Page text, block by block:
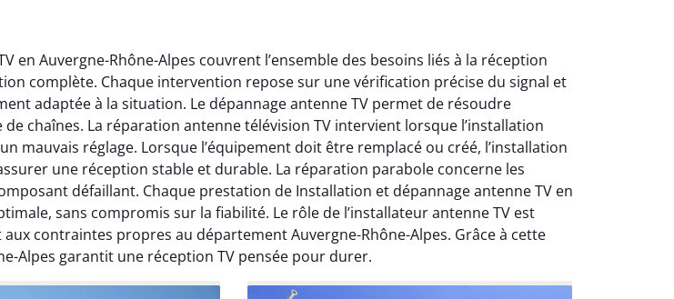
Auvergne-Rhône-Alpes couvrent l’ensemble des besoins liés à la réception
complète. Chaque intervention repose sur une vérification précise du signal et
adaptée à la situation. Le dépannage antenne TV permet de résoudre
chaînes. La réparation antenne télévision TV intervient lorsque l’installation
mauvais réglage. Lorsque l’équipement doit être remplacé ou créé, l’installation
une réception stable et durable. La réparation parabole concerne les
défaillant. Chaque prestation de Installation et dépannage antenne TV en
sans compromis sur la fiabilité. Le rôle de l’installateur antenne TV est
contraintes propres au département Auvergne-Rhône-Alpes. Grâce à cette
Alpes garantit une réception TV pensée pour durer.